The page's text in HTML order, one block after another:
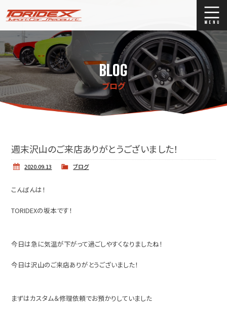
ブログ
Stock list
ストックリスト
買取
BLOG
ブログ
週末沢山のご来店ありがとうございました！
2020.09.13 ブログ
こんばんは！
TORIDEXの坂本です！
今日は急に気温が下がって過ごしやすくなりましたね！
今日は沢山のご来店ありがとうございました！
まずはカスタム＆修理依頼でお預かりしていました